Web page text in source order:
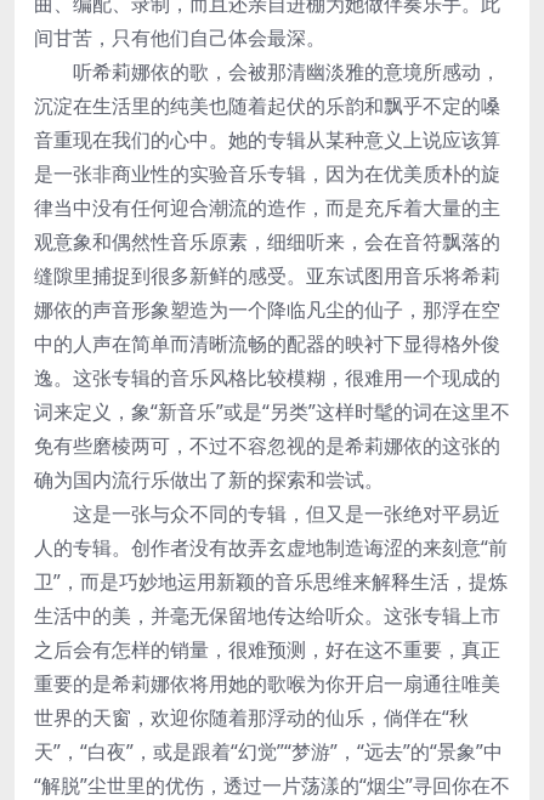
间甘苦，只有他们自己体会最深。
听希莉娜依的歌，会被那清幽淡雅的意境所感动，
沉淀在生活里的纯美也随着起伏的乐韵和飘乎不定的嗓
音重现在我们的心中。她的专辑从某种意义上说应该算
是一张非商业性的实验音乐专辑，因为在优美质朴的旋
律当中没有任何迎合潮流的造作，而是充斥着大量的主
观意象和偶然性音乐原素，细细听来，会在音符飘落的
缝隙里捕捉到很多新鲜的感受。亚东试图用音乐将希莉
娜依的声音形象塑造为一个降临凡尘的仙子，那浮在空
中的人声在简单而清晰流畅的配器的映衬下显得格外俊
逸。这张专辑的音乐风格比较模糊，很难用一个现成的
词来定义，象“新音乐”或是“另类”这样时髦的词在这里不
免有些磨棱两可，不过不容忽视的是希莉娜依的这张的
确为国内流行乐做出了新的探索和尝试。
这是一张与众不同的专辑，但又是一张绝对平易近
人的专辑。创作者没有故弄玄虚地制造诲涩的来刻意“前
卫”，而是巧妙地运用新颖的音乐思维来解释生活，提炼
生活中的美，并毫无保留地传达给听众。这张专辑上市
之后会有怎样的销量，很难预测，好在这不重要，真正
重要的是希莉娜依将用她的歌喉为你开启一扇通往唯美
世界的天窗，欢迎你随着那浮动的仙乐，倘佯在“秋
天”，“白夜”，或是跟着“幻觉”“梦游”，“远去”的“景象”中
“解脱”尘世里的优伤，透过一片荡漾的“烟尘”寻回你在不